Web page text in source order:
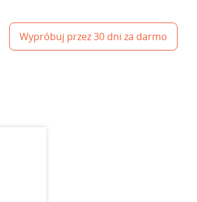
Wypróbuj przez 30 dni za darmo